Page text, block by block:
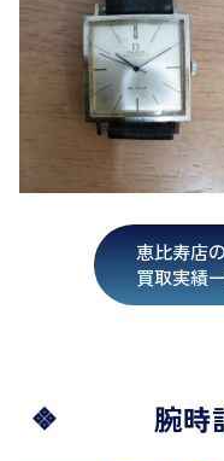
恵比寿店の
買取実績
腕時